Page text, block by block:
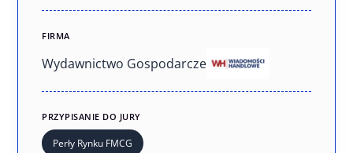
FIRMA
Wydawnictwo Gospodarcze
PRZYPISANIE DO JURY
Perły Rynku FMCG